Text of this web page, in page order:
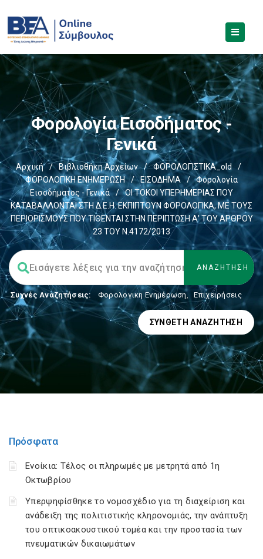
Φορολογία Εισοδήματος -
Γενικά
Αρχική / Βιβλιοθήκη Αρχείων / ΦΟΡΟΛΟΓΙΣΤΙΚΑ_old
/
ΦΟΡΟΛΟΓΙΚΗ ΕΝΗΜΕΡΩΣΗ
/ ΕΙΣΟΔΗΜΑ /
Φορολογία
Εισοδήματος - Γενικά
/
ΟΙ ΤΟΚΟΙ ΥΠΕΡΗΜΕΡΙΑΣ ΠΟΥ
ΚΑΤΑΒΑΛΛΟΝΤΑΙ ΣΤΗ Δ.Ε.Η. ΕΚΠΙΠΤΟΥΝ ΦΟΡΟΛΟΓΙΚΑ, ΜΕ ΤΟΥΣ
ΠΕΡΙΟΡΙΣΜΟΥΣ ΠΟΥ ΤΙΘΕΝΤΑΙ ΣΤΗΝ ΠΕΡΙΠΤΩΣΗ Α’ ΤΟΥ ΑΡΘΡΟΥ
23 ΤΟΥ Ν.4172/2013
Συχνές Αναζητήσεις: Φορολογικη Ενημέρωση, Επιχειρήσεις
ΣΎΝΘΕΤΗ ΑΝΑΖΉΤΗΣΗ
Πρόσφατα
Ενοίκια: Τέλος οι πληρωμές με μετρητά από 1η
Οκτωβρίου
Υπερψηφίσθηκε το νομοσχέδιο για τη διαχείριση και
ανάδειξη της πολιτιστικής κληρονομιάς, την ανάπτυξη
του οπτικοακουστικού τομέα και την προστασία των
πνευματικών δικαιωμάτων